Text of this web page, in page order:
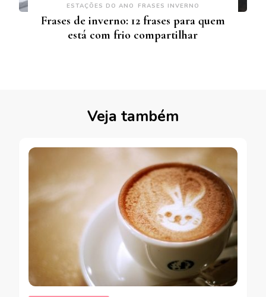
ESTAÇÕES DO ANO FRASES INVERNO
Frases de inverno: 12 frases para quem
está com frio compartilhar
Veja também